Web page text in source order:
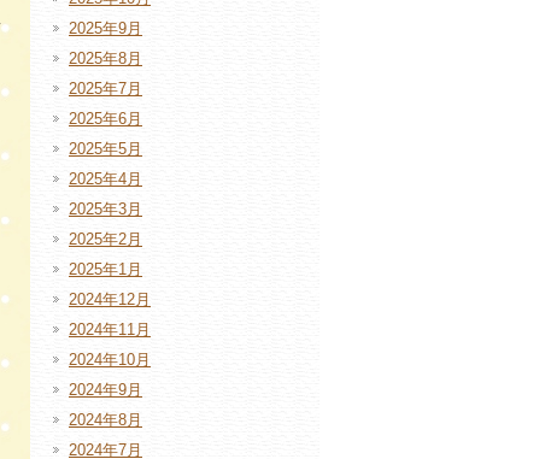
2025年9月
2025年8月
2025年7月
2025年6月
2025年5月
2025年4月
2025年3月
2025年2月
2025年1月
2024年12月
2024年11月
2024年10月
2024年9月
2024年8月
2024年7月